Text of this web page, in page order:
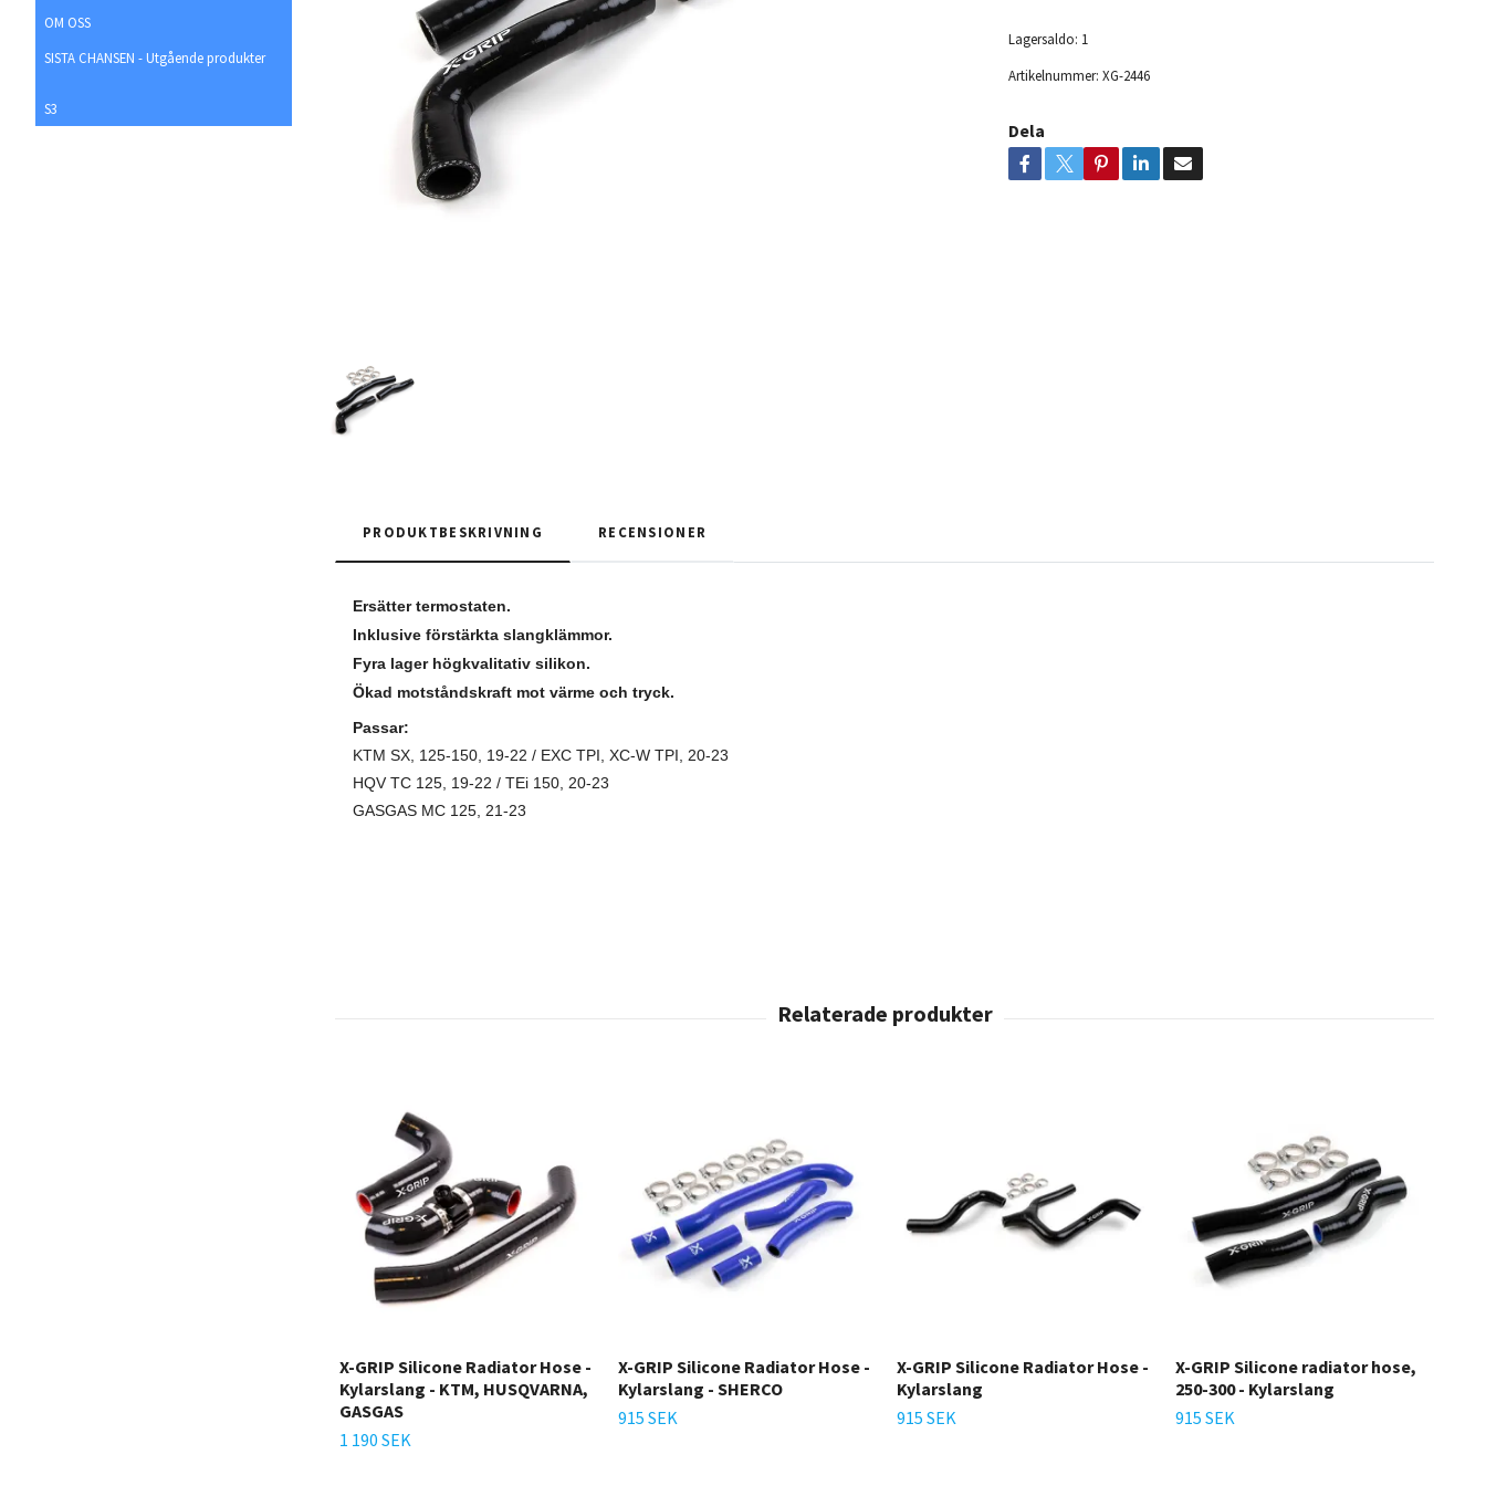
OM OSS
SISTA CHANSEN - Utgående produkter
S3
Lagersaldo: 1
Artikelnummer: XG-2446
Dela
PRODUKTBESKRIVNING RECENSIONER
Ersätter termostaten.
Inklusive förstärkta slangklämmor.
Fyra lager högkvalitativ silikon.
Ökad motståndskraft mot värme och tryck.
Passar:
KTM SX, 125-150, 19-22 / EXC TPI, XC-W TPI, 20-23
HQV TC 125, 19-22 / TEi 150, 20-23
GASGAS MC 125, 21-23
X-GRIP Silicone Radiator Hose -
Kylarslang - KTM, HUSQVARNA,
GASGAS
1 190 SEK
X-GRIP Silicone Radiator Hose -
Kylarslang - SHERCO
915 SEK
X-GRIP Silicone Radiator Hose -
Kylarslang
915 SEK
X-GRIP Silicone radiator hose,
250-300 - Kylarslang
915 SEK